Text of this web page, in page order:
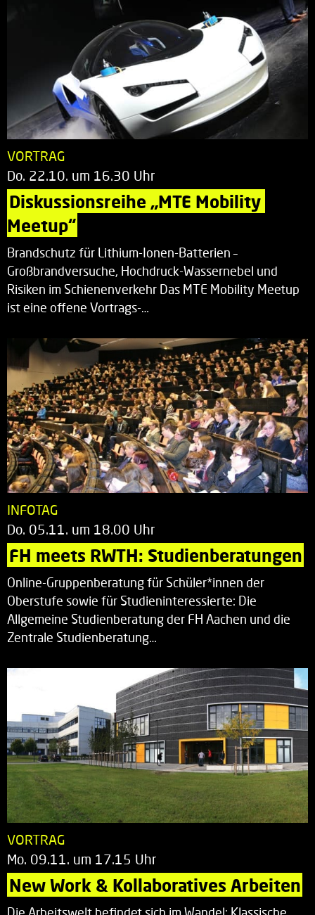
VORTRAG
Do. 22.10. um 16.30 Uhr
Diskussionsreihe „MTE Mobility
Meetup“
Brandschutz für Lithium-Ionen-Batterien –
Großbrandversuche, Hochdruck-Wassernebel und
Risiken im Schienenverkehr Das MTE Mobility Meetup
ist eine offene Vortrags-…
INFOTAG
Do. 05.11. um 18.00 Uhr
FH meets RWTH: Studienberatungen
Online-Gruppenberatung für Schüler*innen der
Oberstufe sowie für Studieninteressierte: Die
Allgemeine Studienberatung der FH Aachen und die
Zentrale Studienberatung…
VORTRAG
Mo. 09.11. um 17.15 Uhr
New Work & Kollaboratives Arbeiten